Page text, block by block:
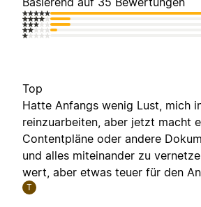
Top
Hatte Anfangs wenig Lust, mich
reinzuarbeiten, aber jetzt macht
Contentpläne oder andere
und alles miteinander zu
wert, aber etwas teuer für den
T